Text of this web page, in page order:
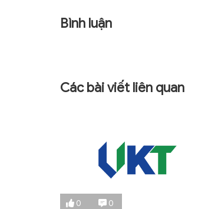
Bình luận
Các bài viết liên quan
0 0